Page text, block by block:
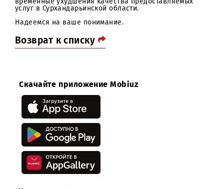
С 20.01.2019г. по 28.01.2019г. компания ООО «UMS»
будет проводить технические работы в г. Термез и
Денау. Во время проведения работ могут
временные ухудшения качества предоставляемых
услуг в Сурхандарьинской области.
Скачайте приложение Mobiuz